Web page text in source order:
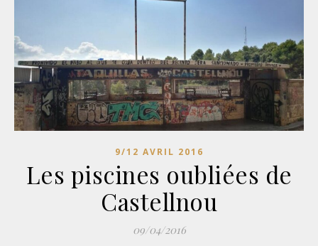
9/12 AVRIL 2016
Les piscines oubliées de
Castellnou
09/04/2016